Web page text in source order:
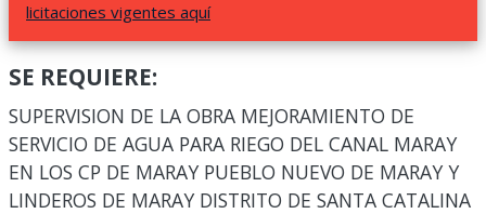
licitaciones vigentes aquí
SE REQUIERE:
SUPERVISION DE LA OBRA MEJORAMIENTO DE
SERVICIO DE AGUA PARA RIEGO DEL CANAL MARAY
EN LOS CP DE MARAY PUEBLO NUEVO DE MARAY Y
LINDEROS DE MARAY DISTRITO DE SANTA CATALINA